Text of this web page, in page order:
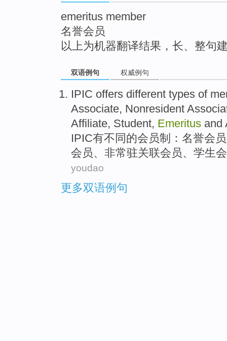
emeritus member
名誉会员
以上为机器翻译结果，长、整句
双语例句 权威例句
IPIC offers different types of
Associate, Nonresident
Affiliate, Student, Emeritus and
IPIC有不同 的会员制 ： 名誉会员
会员、非常驻关联会员、 学生
youdao
更多双语例句